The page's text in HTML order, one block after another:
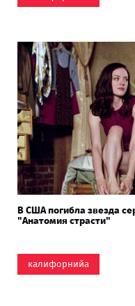
В США погибла звезда
"Анатомия страсти"
калифорнийа